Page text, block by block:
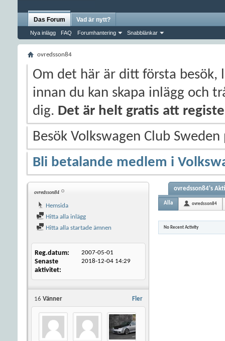
Das Forum
Nya inlägg FAQ Forumhantering Snabblänkar
Vad är nytt?
ovredsson84
Om det här är ditt första besök,
innan du kan skapa inlägg och
dig. Det är helt gratis att
Besök Volkswagen Club
Bli betalande medlem i
ovredsson84
Hemsida
Hitta alla inlägg
Hitta alla startade ämnen
Reg.datum 2007-05-01
Senaste
aktivitet
2018-12-04 14:29
Fler
16 Vänner
ovredsson84's
Alla ovredsson84
No Recent Activity